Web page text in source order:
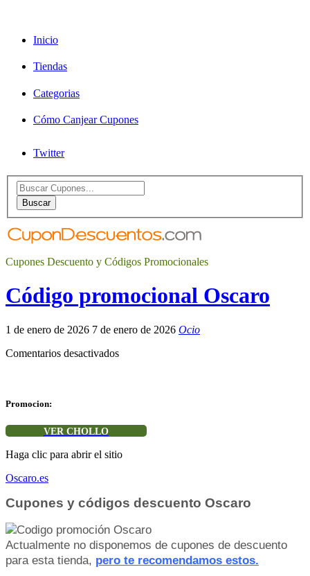
Inicio
Tiendas
Categorias
Cómo Canjear Cupones
Twitter
Search
for:Buscar
Cupones Descuento y Códigos Promocionales
Código promocional Oscaro
1 de enero de 2026 7 de enero de 2026 Ocio
Comentarios desactivadosen
Promocion:
VER CHOLLO
Haga clic para abrir el sitio
Oscaro.es
Cupones y códigos descuento Oscaro
Actualmente no disponemos de cupones de descuento
para esta tienda, pero te recomendamos estos.